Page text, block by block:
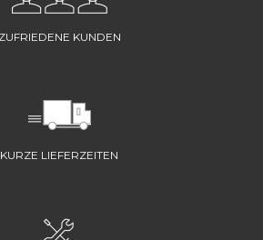
ZUFRIEDENE KUNDEN
KURZE LIEFERZEITEN